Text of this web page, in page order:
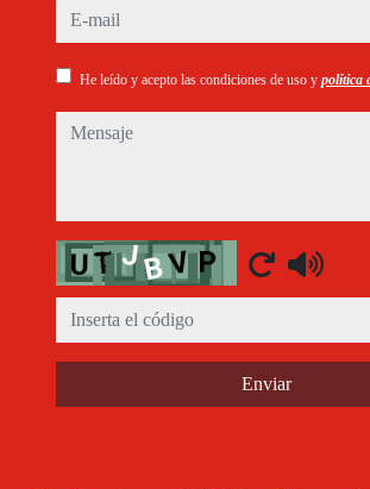
e-mail
He leído y acepto las condiciones de uso y política
mensaje
Captcha
Enviar